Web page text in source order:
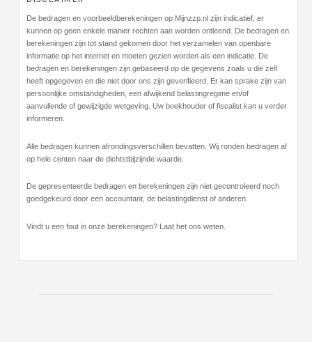
De bedragen en voorbeeldberekeningen op Mijnzzp.nl zijn indicatief, er
kunnen op geen enkele manier rechten aan worden ontleend. De bedragen en
berekeningen zijn tot stand gekomen door het verzamelen van openbare
informatie op het internet en moeten gezien worden als een indicatie. De
bedragen en berekeningen zijn gebaseerd op de gegevens zoals u die zelf
heeft opgegeven en die niet door ons zijn geverifieerd. Er kan sprake zijn van
persoonlijke omstandigheden, een afwijkend belastingregime en/of
aanvullende of gewijzigde wetgeving. Uw boekhouder of fiscalist kan u verder
informeren.
Alle bedragen kunnen afrondingsverschillen bevatten. Wij ronden bedragen af
op hele centen naar de dichtstbijzijnde waarde.
De gepresenteerde bedragen en berekeningen zijn niet gecontroleerd noch
goedgekeurd door een accountant, de belastingdienst of anderen.
Vindt u een fout in onze berekeningen? Laat het ons weten.